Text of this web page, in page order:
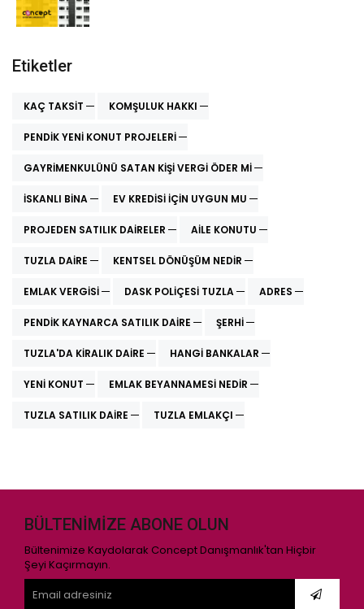
Etiketler
KAÇ TAKSIT KOMŞULUK HAKKI
PENDIK YENI KONUT PROJELERI
GAYRIMENKULÜNÜ SATAN KIŞI VERGI ÖDER MI
ISKANLI BINA EV KREDISI İÇIN UYGUN MU
PROJEDEN SATILIK DAIRELER AILE KONUTU
TUZLA DAIRE KENTSEL DÖNÜŞÜM NEDİR
EMLAK VERGISI DASK POLIÇESI TUZLA ADRES
PENDIK KAYNARCA SATILIK DAIRE ŞERHI
TUZLA'DA KIRALIK DAIRE HANGI BANKALAR
YENI KONUT EMLAK BEYANNAMESI NEDIR
TUZLA SATILIK DAIRE TUZLA EMLAKÇI
BÜLTENIMIZE ABONE OLUN
Bültenimize Kaydolarak Concept Danışmanlık'tan Hiçbir
Şeyi Kaçırmayın.